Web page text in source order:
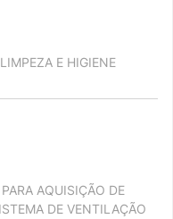
E HIGIENE
AQUISIÇÃO DE
DE VENTILAÇÃO